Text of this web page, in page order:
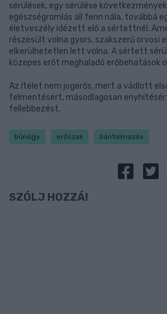
sérülések, egy sérülése
egészségromlás áll fenn nála, továbbá
életveszély idézett elő a sértettnél.
részesült volna gyors, szakszerű orvosi
elkerülhetetlen lett volna. A sértett
közepes erőt meghaladó erőbehatások
Az ítélet nem jogerős, mert a vádlott
felmentésért, másodlagosan
fellebbezést.
bűnügy erőszak bántalmazás
SZÓLJ HOZZÁ!